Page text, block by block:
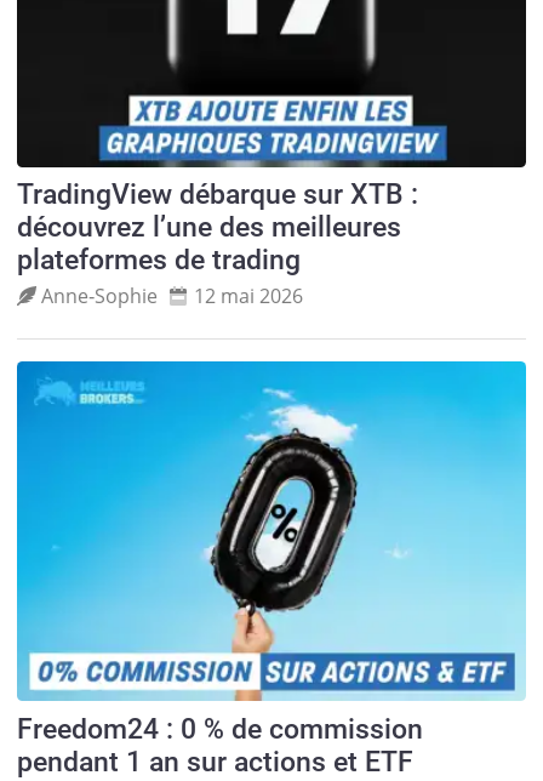
TradingView débarque sur XTB :
découvrez l’une des meilleures
plateformes de trading
Anne‑Sophie 12 mai 2026
Freedom24 : 0 % de commission
pendant 1 an sur actions et ETF